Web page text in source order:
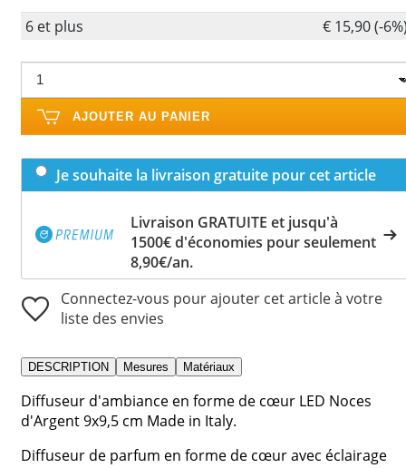
6 et plus
€ 15,90 (-
AJOUTER AU PANIER
Je souhaite la livraison gratuite pour cet article
Livraison GRATUITE et jusqu'à
1500€ d'économies pour seulement
8,90€/an.
Connectez-vous pour ajouter cet article à votre
liste des envies
DESCRIPTION Mesures Matériaux
Diffuseur d'ambiance en forme de cœur LED Noces
d'Argent 9x9,5 cm Made in Italy.
Diffuseur de parfum en forme de cœur avec éclairage